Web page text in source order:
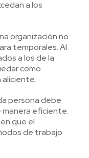
a los
organización no
temporales. Al
a los de la
como
aliciente.
persona debe
manera eficiente.
que el
de trabajo